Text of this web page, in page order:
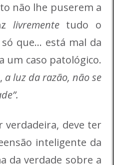
não lhe puserem a
livrementetudo o
que… está mal da
um caso patológico.
, a luz da razão, não se
verdadeira, deve ter
inteligente da
da verdade sobre a